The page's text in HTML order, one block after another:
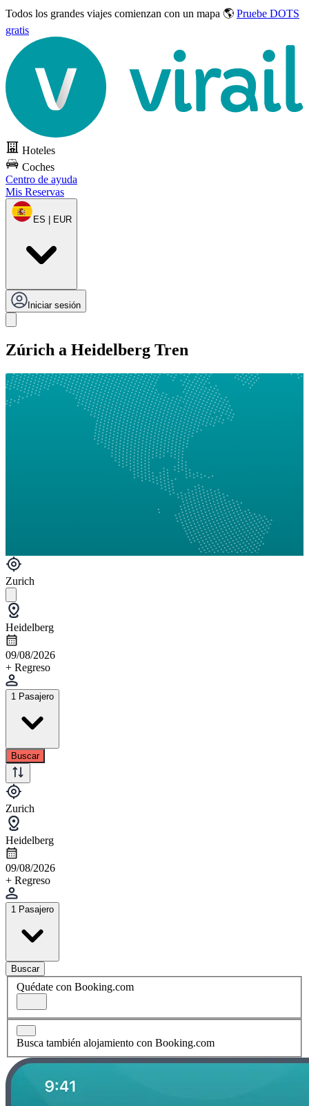
Todos los grandes viajes comienzan con un mapa 🌎 Pruebe DOTS
gratis
Hoteles
Coches
Centro de ayuda
Mis Reservas
ES | EUR
Iniciar sesión
Zúrich a Heidelberg Tren
Zurich
Heidelberg
09/08/2026
+ Regreso
1 Pasajero
Buscar
Zurich
Heidelberg
09/08/2026
+ Regreso
1 Pasajero
Buscar
Quédate con Booking.com
Busca también alojamiento con Booking.com